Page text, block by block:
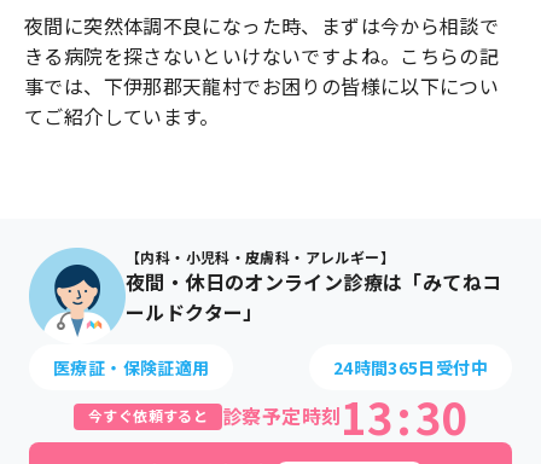
夜間に突然体調不良になった時、まずは今から相談で
きる病院を探さないといけないですよね。こちらの記
事では、 下伊那郡天龍村でお困りの皆様に以下につい
てご紹介しています。
【内科・小児科・皮膚科・アレルギー】
夜間・休日のオンライン診療は「みてねコ
ールドクター」
医療証・保険証適用 24時間365日受付中
今すぐ依頼すると 診察予定時刻13:30